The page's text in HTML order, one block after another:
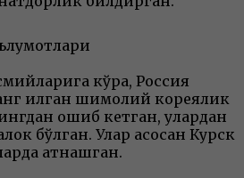
кўра, Россия
қилган шимолий кореялик
ошиб кетган, улардан
бўлган. Улар асосан Курск
қатнашган.